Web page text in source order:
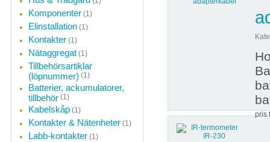
pris
Komponenter (1)
Elinstallation (1)
Kontakter (1)
Nätaggregat (1)
Tillbehörsartiklar
(löpnummer) (1)
Batterier, ackumulatorer,
tillbehör (1)
Kabelskåp (1)
Kontakter & Nätenheter (1)
Labb-kontakter (1)